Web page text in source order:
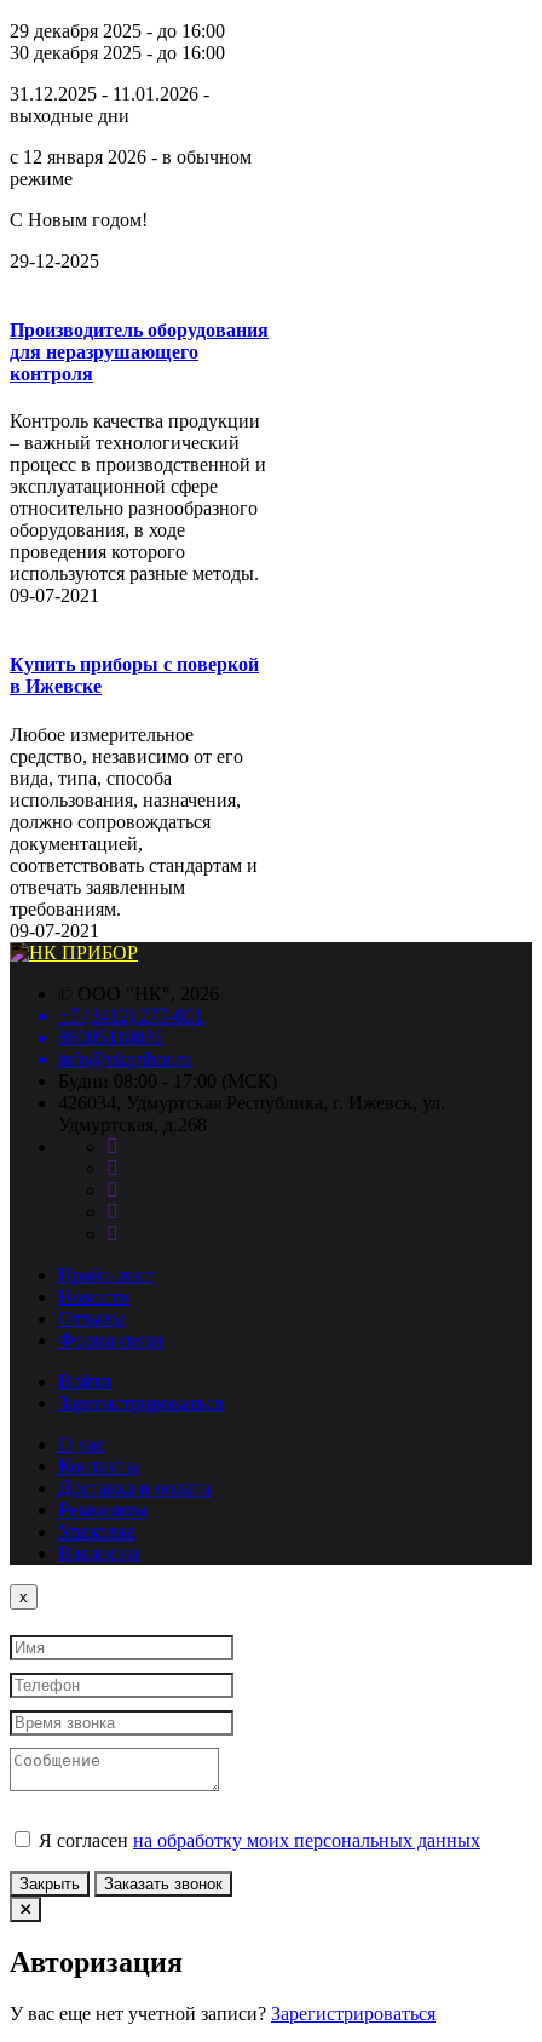
29 декабря 2025 - до 16:00
30 декабря 2025 - до 16:00
31.12.2025 - 11.01.2026 -
выходные дни
с 12 января 2026 - в обычном
режиме
С Новым годом!
29-12-2025
Производитель оборудования
для неразрушающего
контроля
Контроль качества продукции
– важный технологический
процесс в производственной и
эксплуатационной сфере
относительно разнообразного
оборудования, в ходе
проведения которого
используются разные методы.
09-07-2021
Купить приборы с поверкой
в Ижевске
Любое измерительное
средство, независимо от его
вида, типа, способа
использования, назначения,
должно сопровождаться
документацией,
соответствовать стандартам и
отвечать заявленным
требованиям.
09-07-2021
© ООО "НК", 2026
+7 (3412) 277-001
88005118036
info@nkpribor.ru
Будни 08:00 - 17:00 (МСК)
426034, Удмуртская Республика, г. Ижевск, ул.
Удмуртская, д.268
Прайс-лист
Новости
Отзывы
Форма связи
Войти
Зарегистрироваться
О нас
Контакты
Доставка и оплата
Реквизиты
Упаковка
Вакансии
x
Я согласен на обработку моих персональных данных
Закрыть Заказать звонок
Авторизация
У вас еще нет учетной записи? Зарегистрироваться